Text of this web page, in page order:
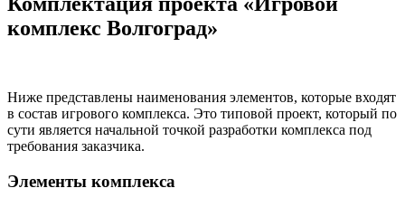
комплекс Волгоград»
Ниже представлены наименования элементов, которые входят
в состав игрового комплекса. Это типовой проект, который по
сути является начальной точкой разработки комплекса под
требования заказчика.
Элементы комплекса